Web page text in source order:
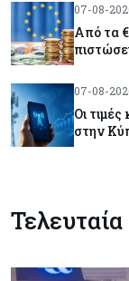
μαμούθ
Κόσμος
07-08-
Από τα
07-08-
Οι
στην